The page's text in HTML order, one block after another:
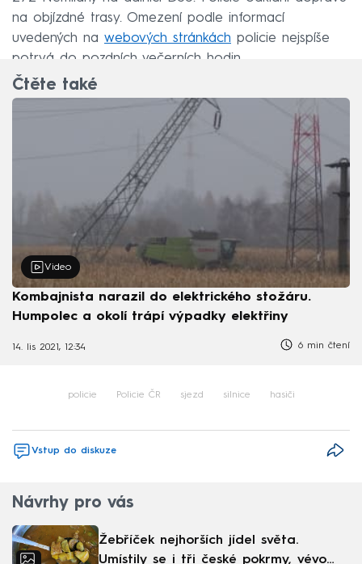
na objízdné trasy. Omezení podle informací
uvedených na webových stránkách policie nejspíše
potrvá do pozdních večerních hodin.
Čtěte také
Video
Kombajnista narazil do elektrického stožáru.
Humpolec a okolí trápí výpadky elektřiny
14. lis 2021, 12:34 6 min čtení
policie Policie ČR sjezd silnice hasiči
Vstup do diskuze
Návrhy pro vás
Žebříček nejhorších jídel světa.
Umístily se i tři české pokrmy, vévodí